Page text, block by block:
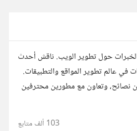
حول تطوير الويب. ناقش أحدث
في عالم تطوير المواقع والتطبيقات.
نصائح، وتعاون مع مطورين محترفين
103 ألف متابع